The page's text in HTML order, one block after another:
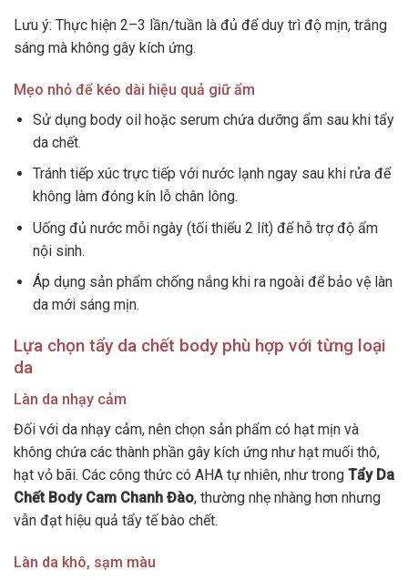
Lưu ý: Thực hiện 2–3 lần/tuần là đủ để duy trì độ mịn, trắng
sáng mà không gây kích ứng.
Mẹo nhỏ để kéo dài hiệu quả giữ ẩm
Sử dụng body oil hoặc serum chứa dưỡng ẩm sau khi tẩy
da chết.
Tránh tiếp xúc trực tiếp với nước lạnh ngay sau khi rửa để
không làm đóng kín lỗ chân lông.
Uống đủ nước mỗi ngày (tối thiểu 2 lít) để hỗ trợ độ ẩm
nội sinh.
Áp dụng sản phẩm chống nắng khi ra ngoài để bảo vệ làn
da mới sáng mịn.
Lựa chọn tẩy da chết body phù hợp với từng loại
da
Làn da nhạy cảm
Đối với da nhạy cảm, nên chọn sản phẩm có hạt mịn và
không chứa các thành phần gây kích ứng như hạt muối thô,
hạt vỏ bãi. Các công thức có AHA tự nhiên, như trong Tẩy Da
Chết Body Cam Chanh Đào, thường nhẹ nhàng hơn nhưng
vẫn đạt hiệu quả tẩy tế bào chết.
Làn da khô, sạm màu